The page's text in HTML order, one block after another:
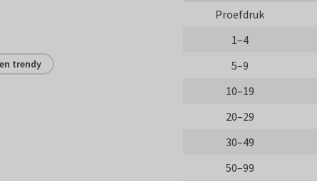
trendy
Proefdruk
1–4
5–9
10–19
20–29
30–49
50–99